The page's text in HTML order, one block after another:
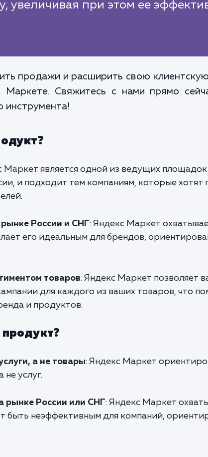
увеличивая при этом ее
продажи и расширить свою
Маркете. Свяжитесь с нами прямо
инструмента!
Маркет является одной из ведущих площадок
и подходит тем компаниям, которые хотят
России и СНГ: Яндекс Маркет
его идеальным для брендов,
товаров: Яндекс Маркет позволяет
для каждого из ваших товаров, что
и продуктов.
а не товары: Яндекс Маркет
услуг.
рынке России или СНГ: Яндекс Маркет
быть неэффективным для компаний,